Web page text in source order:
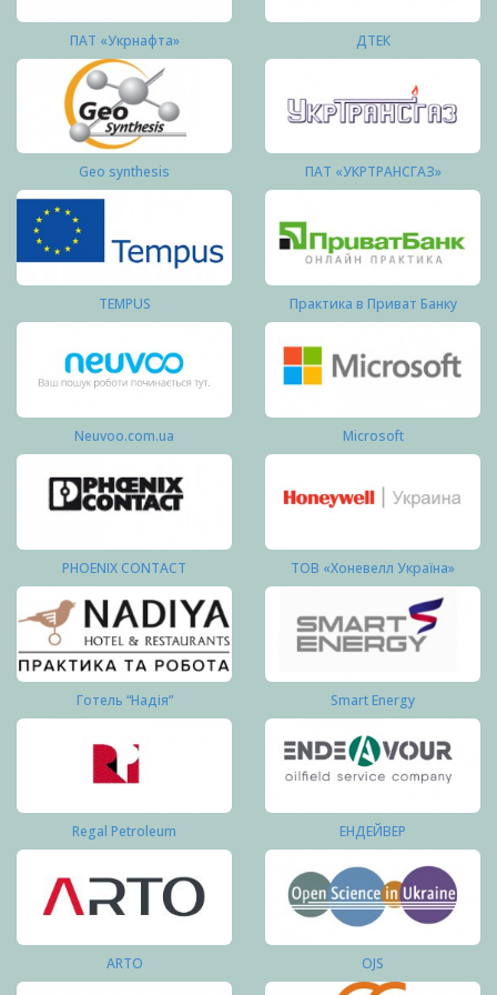
ПАТ «Укрнафта» ДТЕК
Geo synthesis ПАТ «УКРТРАНСГАЗ»
TEMPUS Практика в Приват Банку
Neuvoo.com.ua Microsoft
PHOENIX CONTACT ТОВ «Хоневелл Україна»
Готель “Надія” Smart Energy
Regal Petroleum ЕНДЕЙВЕР
ARTO OJS